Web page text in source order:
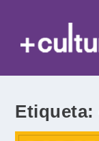
Etiqueta: